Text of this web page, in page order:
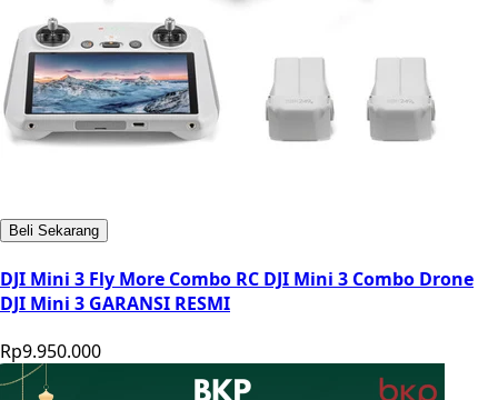
Beli Sekarang
DJI Mini 3 Fly More Combo RC DJI Mini 3 Combo Drone
DJI Mini 3 GARANSI RESMI
Rp9.950.000